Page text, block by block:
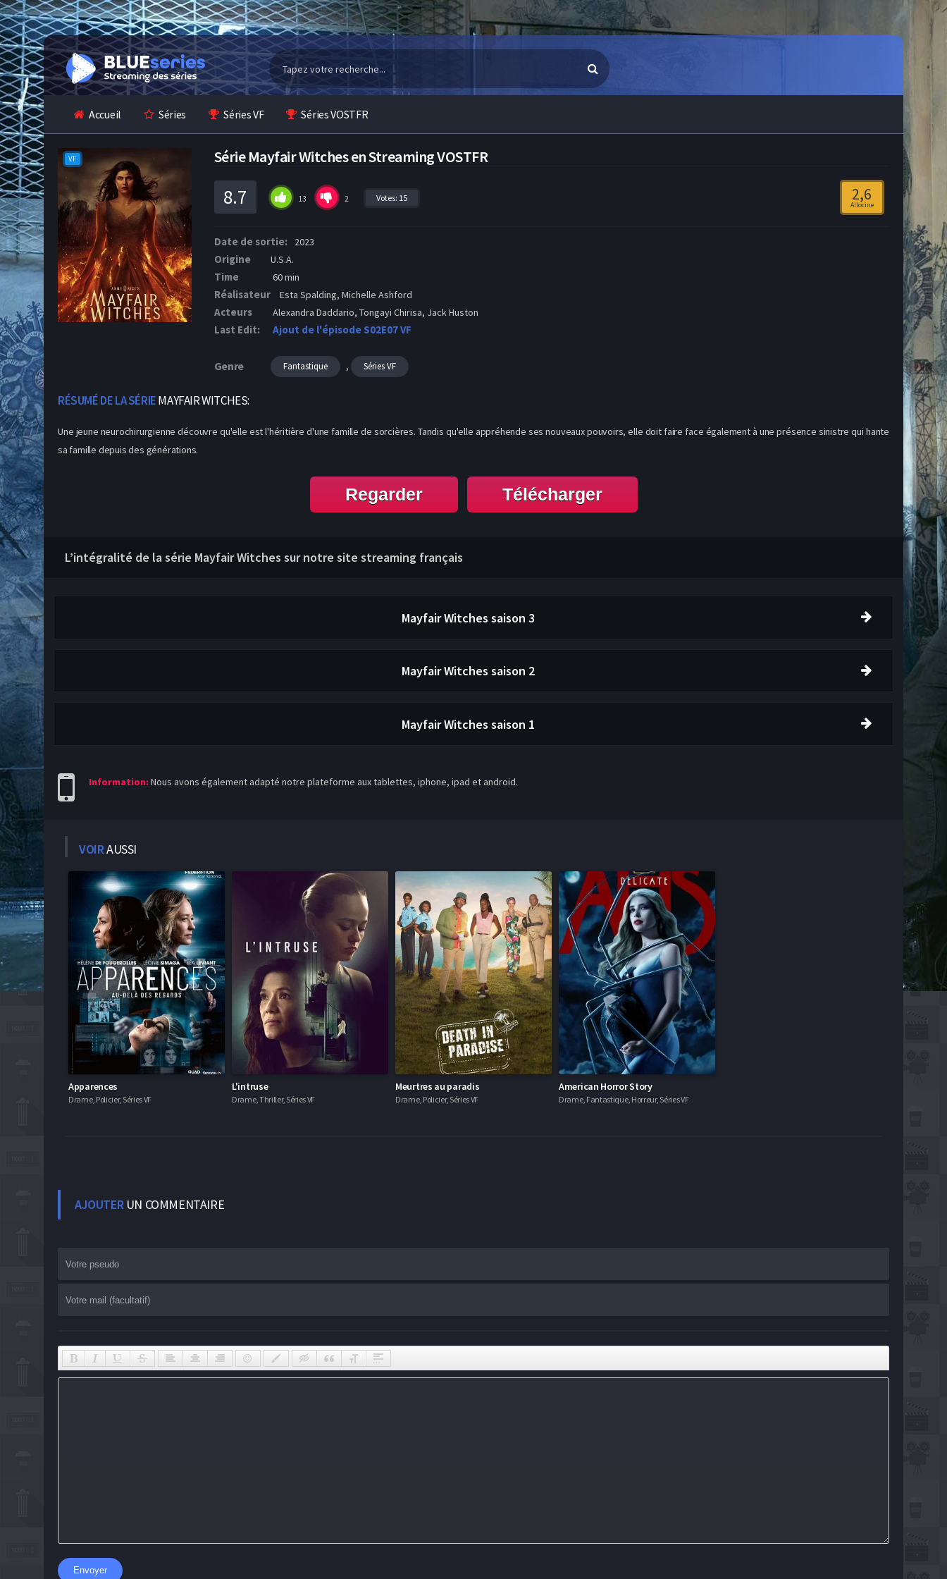
Accueil Séries Séries VF Séries VOSTFR
VF Série Mayfair Witches en Streaming VOSTFR
8.7 13 2 Votes: 15 2,6
Allocine
Date de sortie: 2023
Origine U.S.A.
Time 60 min
Réalisateur Esta Spalding, Michelle Ashford
Acteurs Alexandra Daddario, Tongayi Chirisa, Jack Huston
Last Edit: Ajout de l'épisode S02E07 VF
Genre Fantastique , Séries VF
RÉSUMÉ DE LA SÉRIEMAYFAIR WITCHES:
Une jeune neurochirurgienne découvre qu'elle est l'héritière d'une famille de sorcières. Tandis qu'elle appréhende ses nouveaux pouvoirs, elle doit faire face également à une présence sinistre qui hante
sa famille depuis des générations.
Regarder Télécharger
L’intégralité de la série Mayfair Witches sur notre site streaming français
Mayfair Witches saison 3
Mayfair Witches saison 2
Mayfair Witches saison 1
Information: Nous avons également adapté notre plateforme aux tablettes, iphone, ipad et android.
VOIRAUSSI
Apparences
Drame, Policier, Séries VF
L'intruse
Drame, Thriller, Séries VF
Meurtres au paradis
Drame, Policier, Séries VF
American Horror Story
Drame, Fantastique, Horreur, Séries VF
AJOUTERUN COMMENTAIRE
Envoyer